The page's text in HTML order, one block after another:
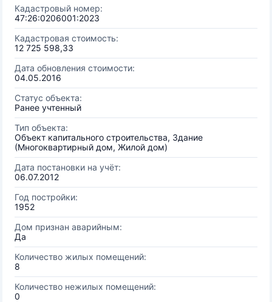
Кадастровый номер:
47:26:0206001:2023
Кадастровая стоимость:
12 725 598,33
Дата обновления стоимости:
04.05.2016
Статус объекта:
Ранее учтенный
Тип объекта:
Объект капитального строительства, Здание
(Многоквартирный дом, Жилой дом)
Дата постановки на учёт:
06.07.2012
Год постройки:
1952
Дом признан аварийным:
Да
Количество жилых помещений:
8
Количество нежилых помещений:
0